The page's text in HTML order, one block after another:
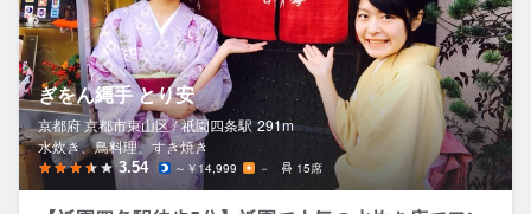
ぎをん縄手 とり安
京都府 京都市東山区 / 祇園四条駅 291m
水炊き、鳥料理、すき焼き
3.54 ～￥14,999 － 15席